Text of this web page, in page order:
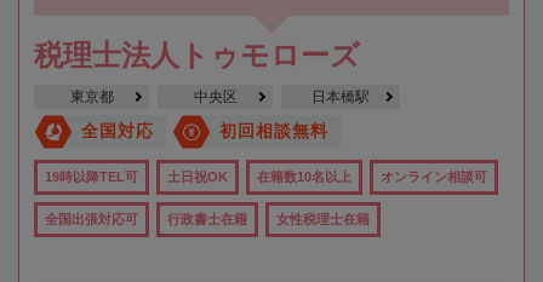
税理士法人トゥモローズ
東京都 中央区 日本橋駅
全国対応 初回相談無料
19時以降TEL可 土日祝OK 在籍数10名以上 オンライン相談可
全国出張対応可 行政書士在籍 女性税理士在籍